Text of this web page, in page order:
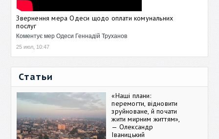
Звернення мера Одеси щодо оплати комунальних
послуг
Коментує мер Одеси Геннадій Труханов
25 июл, 10:47
Статьи
«Наші плани:
перемогти, відновити
зруйноване, й почати
жити мирним життям»,
— Олександр
Іваницький